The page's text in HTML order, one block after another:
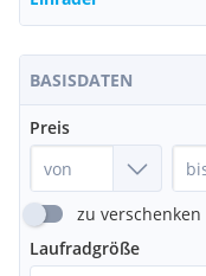
BASISDATEN
Preis
zu verschenken
Laufradgröße